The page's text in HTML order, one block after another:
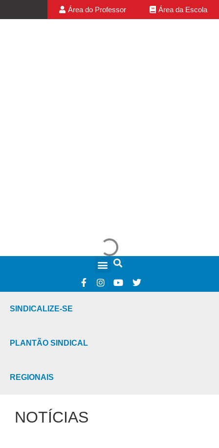
Área do Professor Área da Escola
SINDICALIZE-SE
PLANTÃO SINDICAL
REGIONAIS
NOTÍCIAS